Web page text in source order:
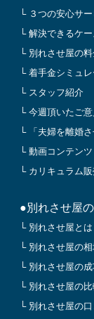
└ ３つの安心サー
└ 解決できるケー
└ 別れさせ屋の
└ 着手金シミュ
└ スタッフ紹介
└ 今週頂いたご意
└ 「夫婦を離婚
└ 動画コンテンツ
└ カリキュラム販
●別れさせ屋
└ 別れさせ屋とは
└ 別れさせ屋の
└ 別れさせ屋の
└ 別れさせ屋の
└ 別れさせ屋の